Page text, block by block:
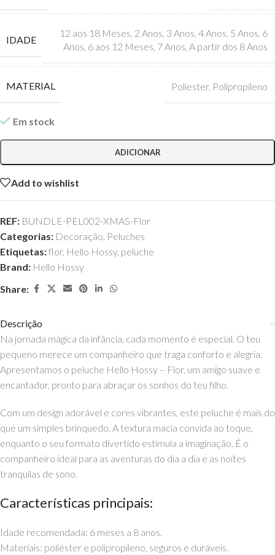
IDADE
12 aos 18 Meses, 2 Anos, 3 Anos, 4 Anos, 5 Anos, 6
Anos, 6 aos 12 Meses, 7 Anos, A partir dos 8 Anos
MATERIAL Poliester, Polipropileno
Em stock
ADICIONAR
Add to wishlist
REF: BUNDLE-PEL002-XMAS-Flor
Categorias: Decoração, Peluches
Etiquetas:flor, Hello Hossy, peluche
Brand: Hello Hossy
Share:
Descrição
Na jornada mágica da infância, cada momento é especial. O teu
pequeno merece um companheiro que traga conforto e alegria.
Apresentamos o peluche Hello Hossy – Flor, um amigo suave e
encantador, pronto para abraçar os sonhos do teu filho.
Com um design adorável e cores vibrantes, este peluche é mais do
que um simples brinquedo. A textura macia convida ao toque,
enquanto o seu formato divertido estimula a imaginação. É o
companheiro ideal para as aventuras do dia a dia e as noites
tranquilas de sono.
Características principais:
Idade recomendada: 6 meses a 8 anos.
Materiais: poliéster e polipropileno, seguros e duráveis.